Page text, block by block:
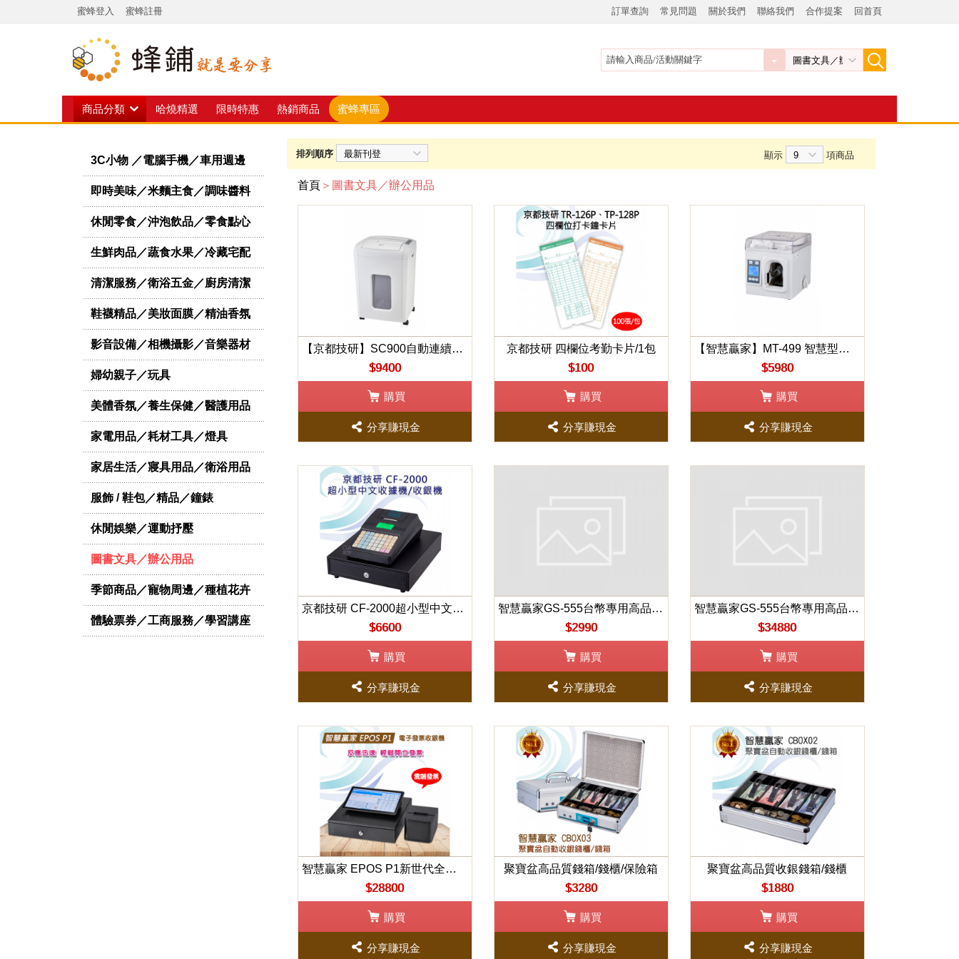
蜜蜂登入 蜜蜂註冊 訂單查詢 常見問題 關於我們 聯絡我們 合作提案 回首頁
商品分類 哈燒精選 限時特惠 熱銷商品 蜜蜂專區
3C小物 ／電腦手機／車用週邊
即時美味／米麵主食／調味醬料
休閒零食／沖泡飲品／零食點心
生鮮肉品／蔬食水果／冷藏宅配
清潔服務／衛浴五金／廚房清潔
鞋襪精品／美妝面膜／精油香氛
影音設備／相機攝影／音樂器材
婦幼親子／玩具
美體香氛／養生保健／醫護用品
家電用品／耗材工具／燈具
家居生活／寢具用品／衛浴用品
服飾 / 鞋包／精品／鐘錶
休閒娛樂／運動抒壓
圖書文具／辦公用品
季節商品／寵物周邊／種植花卉
體驗票券／工商服務／學習講座
排列順序 顯示 項商品
首頁 ＞圖書文具／辦公用品
【京都技研】SC900自動連續碎紙機
$9400
購買
分享賺現金
京都技研 四欄位考勤卡片/1包
$100
購買
分享賺現金
【智慧贏家】MT-499 智慧型紮鈔機
$5980
購買
分享賺現金
京都技研 CF-2000超小型中文收據機/收銀機(超越卡西歐CASIO G1)
$6600
購買
分享賺現金
智慧贏家GS-555台幣專用高品質驗鈔機
$2990
購買
分享賺現金
智慧贏家GS-555台幣專用高品質驗鈔機X12
$34880
購買
分享賺現金
智慧贏家 EPOS P1新世代全能POS收銀機
$28800
購買
分享賺現金
聚寶盆高品質錢箱/錢櫃/保險箱
$3280
購買
分享賺現金
聚寶盆高品質收銀錢箱/錢櫃
$1880
購買
分享賺現金